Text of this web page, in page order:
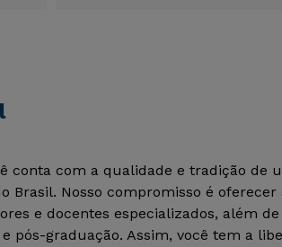
conta com a qualidade e tradição de
Brasil. Nosso compromisso é oferecer
e docentes especializados, além
pós-graduação. Assim, você tem a